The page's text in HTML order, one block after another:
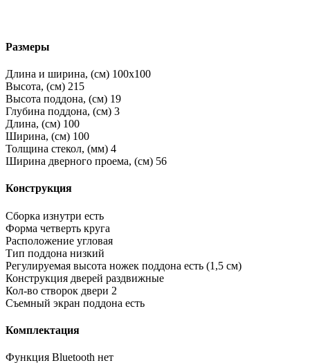
Размеры
Длина и ширина, (см) 100x100
Высота, (см) 215
Высота поддона, (см) 19
Глубина поддона, (см) 3
Длина, (см) 100
Ширина, (см) 100
Толщина стекол, (мм) 4
Ширина дверного проема, (см) 56
Конструкция
Сборка изнутри есть
Форма четверть круга
Расположение угловая
Тип поддона низкий
Регулируемая высота ножек поддона есть (1,5 см)
Конструкция дверей раздвижные
Кол-во створок двери 2
Съемный экран поддона есть
Комплектация
Функция Bluetooth нет